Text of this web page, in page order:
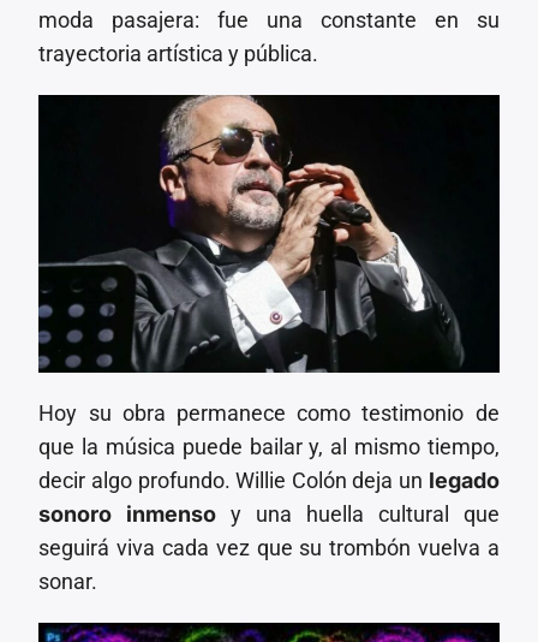
moda pasajera: fue una constante en su
trayectoria artística y pública.
Hoy su obra permanece como testimonio de
que la música puede bailar y, al mismo tiempo,
decir algo profundo. Willie Colón deja un legado
sonoro inmenso y una huella cultural que
seguirá viva cada vez que su trombón vuelva a
sonar.